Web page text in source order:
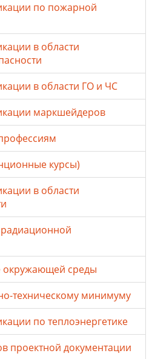
по пожарной
в области
в области ГО и ЧС
маркшейдеров
курсы)
в области
окружающей среды
техническому минимуму
по теплоэнергетике
проектной документации